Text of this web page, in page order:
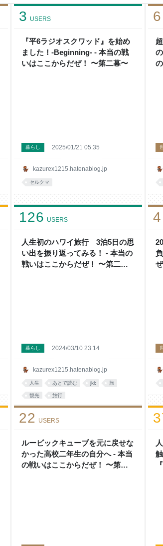
『平6ラジオスクワッド』を始め
ました！-Beginning- - 本当の戦
いはここからだぜ！ 〜第二幕〜
3 USERS
kazurex1215.hatenablog.jp
暮らし 2025/01/21 05:35
セルクマ
6
人生初のハワイ旅行 3泊5日の思
い出を振り返ってみる！ - 本当の
戦いはここからだぜ！ 〜第二
126 USERS
kazurex1215.hatenablog.jp
暮らし 2024/03/10 23:14
人生 あとで読む jkl; 旅
観光 旅行
4
ルービックキューブを元に戻せな
かった高校二年生の自分へ - 本当
の戦いはここからだぜ！ 〜第二
22 USERS